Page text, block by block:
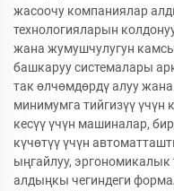
жасоочу компаниялар
технологияларын
жана жумушчулугун
башкаруу системалары
так өлчөмдөрдү алуу
минимумга тийгизүү
кесүү үчүн машиналар,
күчөтүү үчүн
ыңгайлуу,
алдыңкы чегиндеги